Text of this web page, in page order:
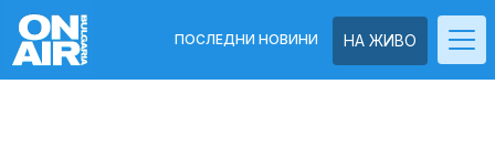
НА ЖИВО
ПОСЛЕДНИ НОВИНИ